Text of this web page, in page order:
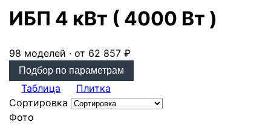
ИБП 4 кВт ( 4000 Вт )
98 моделей · от 62 857 ₽
Подбор по параметрам
Таблица
Плитка
Сортировка
Фото